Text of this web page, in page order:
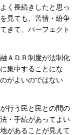
く長続きしたと思っ
見ても、苦情・紛争
きて、パーフェクト
ＡＤＲ制度が法制化
集中することにな
がよいのではない
行う民と民との間の
・手続があってよい
があることが見えて